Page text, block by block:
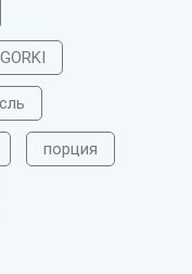
порция